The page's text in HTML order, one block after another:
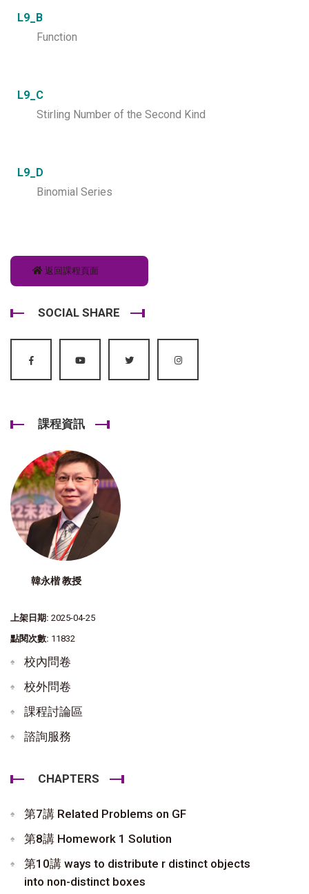
L9_B
Function
L9_C
Stirling Number of the Second Kind
L9_D
Binomial Series
返回課程頁面
SOCIAL SHARE
課程資訊
韓永楷 教授
上架日期: 2025-04-25
點閱次數: 11832
校內問卷
校外問卷
課程討論區
諮詢服務
CHAPTERS
第7講 Related Problems on GF
第8講 Homework 1 Solution
第10講 ways to distribute r distinct objects
into non-distinct boxes